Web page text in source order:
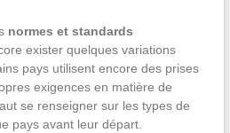
normes et standards
exister quelques variations
pays utilisent encore des prises
exigences en matière de
se renseigner sur les types de
pays avant leur départ.